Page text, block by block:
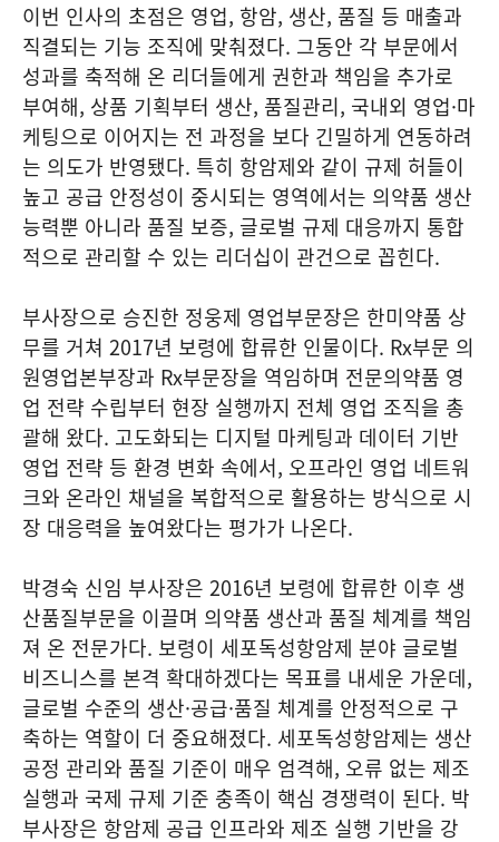
이번 인사의 초점은 영업, 항암, 생산, 품질 등 매출과
직결되는 기능 조직에 맞춰졌다. 그동안 각 부문에서
성과를 축적해 온 리더들에게 권한과 책임을 추가로
부여해, 상품 기획부터 생산, 품질관리, 국내외 영업·마
케팅으로 이어지는 전 과정을 보다 긴밀하게 연동하려
는 의도가 반영됐다. 특히 항암제와 같이 규제 허들이
높고 공급 안정성이 중시되는 영역에서는 의약품 생산
능력뿐 아니라 품질 보증, 글로벌 규제 대응까지 통합
적으로 관리할 수 있는 리더십이 관건으로 꼽힌다.
부사장으로 승진한 정웅제 영업부문장은 한미약품 상
무를 거쳐 2017년 보령에 합류한 인물이다. Rx부문 의
원영업본부장과 Rx부문장을 역임하며 전문의약품 영
업 전략 수립부터 현장 실행까지 전체 영업 조직을 총
괄해 왔다. 고도화되는 디지털 마케팅과 데이터 기반
영업 전략 등 환경 변화 속에서, 오프라인 영업 네트워
크와 온라인 채널을 복합적으로 활용하는 방식으로 시
장 대응력을 높여왔다는 평가가 나온다.
박경숙 신임 부사장은 2016년 보령에 합류한 이후 생
산품질부문을 이끌며 의약품 생산과 품질 체계를 책임
져 온 전문가다. 보령이 세포독성항암제 분야 글로벌
비즈니스를 본격 확대하겠다는 목표를 내세운 가운데,
글로벌 수준의 생산·공급·품질 체계를 안정적으로 구
축하는 역할이 더 중요해졌다. 세포독성항암제는 생산
공정 관리와 품질 기준이 매우 엄격해, 오류 없는 제조
실행과 국제 규제 기준 충족이 핵심 경쟁력이 된다. 박
부사장은 항암제 공급 인프라와 제조 실행 기반을 강